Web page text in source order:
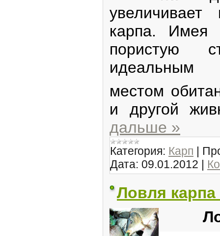
карпа. Имея
пористую
идеальным
местом
и другой
дальше »
Категория: Карп |
Дата: 09.01.2012 |
Ловля